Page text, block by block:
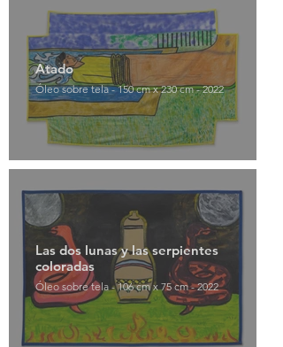
Atado
Óleo sobre tela - 150 cm x 230 cm - 2022
Las dos lunas y las serpientes
coloradas
Óleo sobre tela - 106 cm x 75 cm - 2022